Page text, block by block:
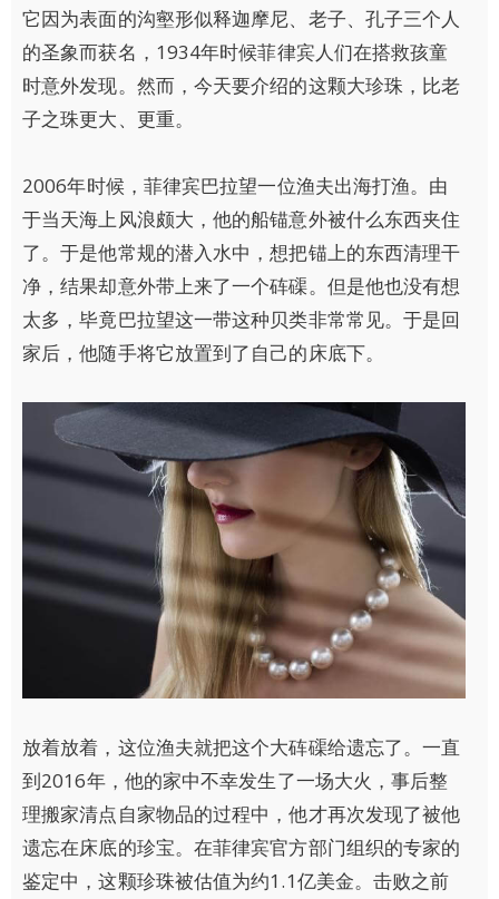
它因为表面的沟壑形似释迦摩尼、老子、孔子三个人
的圣象而获名，1934年时候菲律宾人们在搭救孩童
时意外发现。然而，今天要介绍的这颗大珍珠，比老
子之珠更大、更重。
2006年时候，菲律宾巴拉望一位渔夫出海打渔。由
于当天海上风浪颇大，他的船锚意外被什么东西夹住
了。于是他常规的潜入水中，想把锚上的东西清理干
净，结果却意外带上来了一个砗磲。但是他也没有想
太多，毕竟巴拉望这一带这种贝类非常常见。于是回
家后，他随手将它放置到了自己的床底下。
放着放着，这位渔夫就把这个大砗磲给遗忘了。一直
到2016年，他的家中不幸发生了一场大火，事后整
理搬家清点自家物品的过程中，他才再次发现了被他
遗忘在床底的珍宝。在菲律宾官方部门组织的专家的
鉴定中，这颗珍珠被估值为约1.1亿美金。击败之前